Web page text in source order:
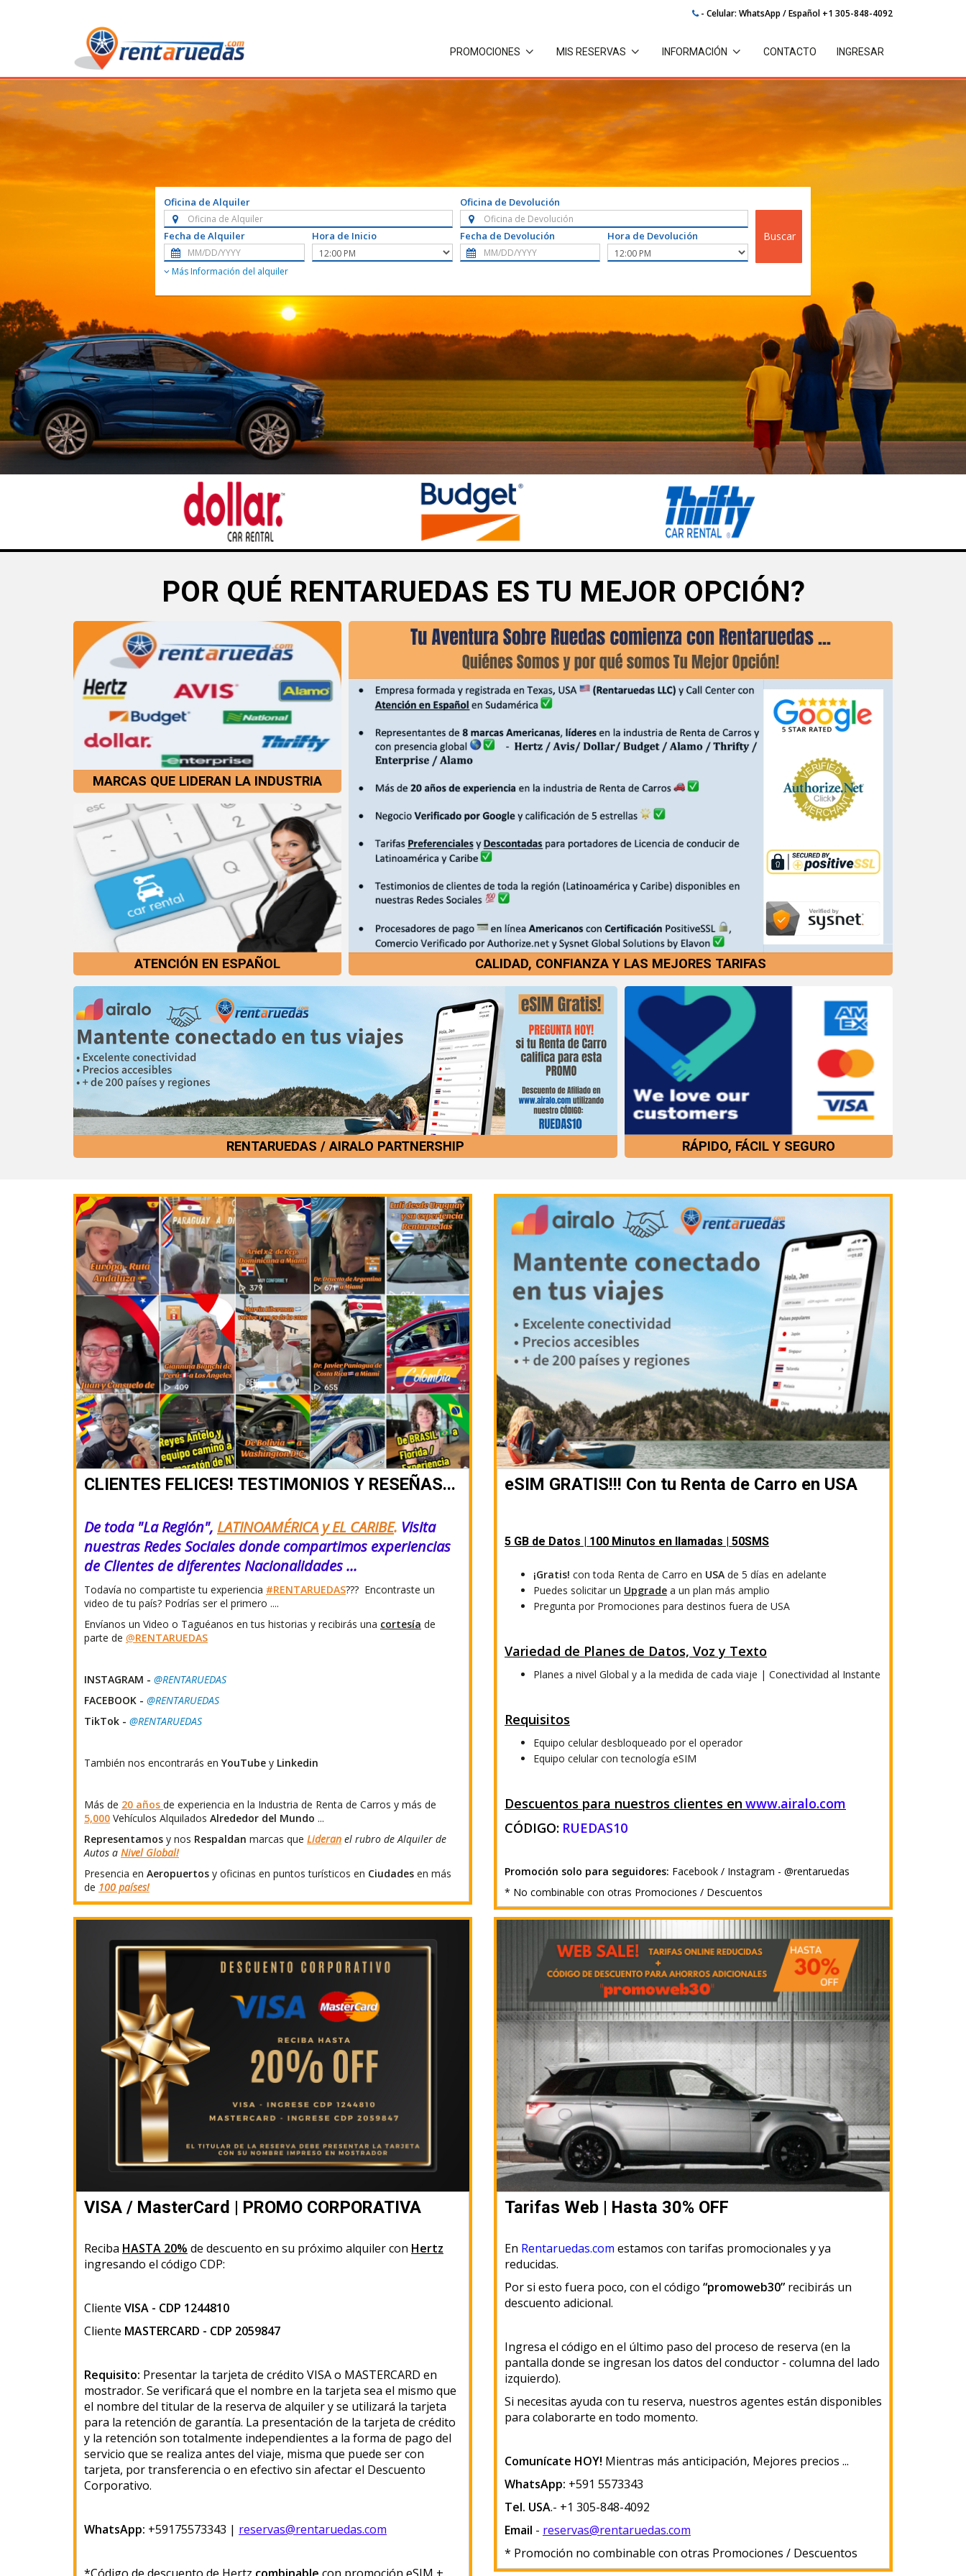
- Celular: WhatsApp / Español +1 305-848-4092
PROMOCIONES MIS RESERVAS INFORMACIÓN CONTACTO INGRESAR
Oficina de Alquiler
Fecha de Alquiler Hora de Inicio
Oficina de Devolución
Fecha de Devolución Hora de Devolución
Más Información del alquiler
POR QUÉ RENTARUEDAS ES TU MEJOR OPCIÓN?
MARCAS QUE LIDERAN LA INDUSTRIA
ATENCIÓN EN ESPAÑOL CALIDAD, CONFIANZA Y LAS MEJORES TARIFAS
RENTARUEDAS / AIRALO PARTNERSHIP RÁPIDO, FÁCIL Y SEGURO
CLIENTES FELICES! TESTIMONIOS Y RESEÑAS...
De toda "La Región", LATINOAMÉRICA y EL CARIBE. Visita
nuestras Redes Sociales donde compartimos experiencias
de Clientes de diferentes Nacionalidades ...
Todavía no compartiste tu experiencia #RENTARUEDAS??? Encontraste un
video de tu país? Podrías ser el primero ....
Envíanos un Video o Taguéanos en tus historias y recibirás una cortesía de
parte de @RENTARUEDAS
INSTAGRAM - @RENTARUEDAS
FACEBOOK - @RENTARUEDAS
TikTok - @RENTARUEDAS
También nos encontrarás en YouTube y Linkedin
Más de 20 años de experiencia en la Industria de Renta de Carros y más de
5,000 Vehículos Alquilados Alrededor del Mundo ...
Representamos y nos Respaldan marcas que Lideran el rubro de Alquiler de
Autos a Nivel Global!
Presencia en Aeropuertos y oficinas en puntos turísticos en Ciudades en más
de 100 países!
eSIM GRATIS!!! Con tu Renta de Carro en USA
5 GB de Datos | 100 Minutos en llamadas | 50SMS
¡Gratis! con toda Renta de Carro en USA de 5 días en adelante
Puedes solicitar un Upgrade a un plan más amplio
Pregunta por Promociones para destinos fuera de USA
Variedad de Planes de Datos, Voz y Texto
Planes a nivel Global y a la medida de cada viaje | Conectividad al Instante
Requisitos
Equipo celular desbloqueado por el operador
Equipo celular con tecnología eSIM
Descuentos para nuestros clientes en www.airalo.com
CÓDIGO: RUEDAS10
Promoción solo para seguidores: Facebook / Instagram - @rentaruedas
* No combinable con otras Promociones / Descuentos
VISA / MasterCard | PROMO CORPORATIVA
Reciba HASTA 20% de descuento en su próximo alquiler con Hertz
ingresando el código CDP:
Cliente VISA - CDP 1244810
Cliente MASTERCARD - CDP 2059847
Requisito: Presentar la tarjeta de crédito VISA o MASTERCARD en
mostrador. Se verificará que el nombre en la tarjeta sea el mismo que
el nombre del titular de la reserva de alquiler y se utilizará la tarjeta
para la retención de garantía. La presentación de la tarjeta de crédito
y la retención son totalmente independientes a la forma de pago del
servicio que se realiza antes del viaje, misma que puede ser con
tarjeta, por transferencia o en efectivo sin afectar el Descuento
Corporativo.
WhatsApp: +59175573343 | reservas@rentaruedas.com
Tarifas Web | Hasta 30% OFF
En Rentaruedas.com estamos con tarifas promocionales y ya
reducidas.
Por si esto fuera poco, con el código “promoweb30” recibirás un
descuento adicional.
Ingresa el código en el último paso del proceso de reserva (en la
pantalla donde se ingresan los datos del conductor - columna del lado
izquierdo).
Si necesitas ayuda con tu reserva, nuestros agentes están disponibles
para colaborarte en todo momento.
Comunícate HOY! Mientras más anticipación, Mejores precios ...
WhatsApp: +591 5573343
Tel. USA.- +1 305-848-4092
Email - reservas@rentaruedas.com
* Promoción no combinable con otras Promociones / Descuentos